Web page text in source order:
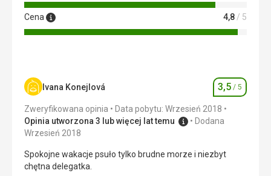
Cena 4,8 / 5
Ivana Konejlová Ocena
3,5 / 5
Zweryfikowana opinia
Data pobytu: Wrzesień 2018
Opinia utworzona 3 lub więcej lat temu
Dodana
Wrzesień 2018
Spokojne wakacje psuło tylko brudne morze i niezbyt
chętna delegatka.